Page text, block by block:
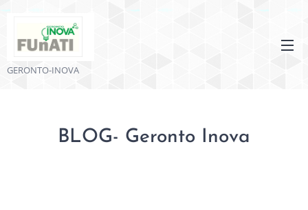
GERONTO-INOVA
BLOG- Geronto Inova